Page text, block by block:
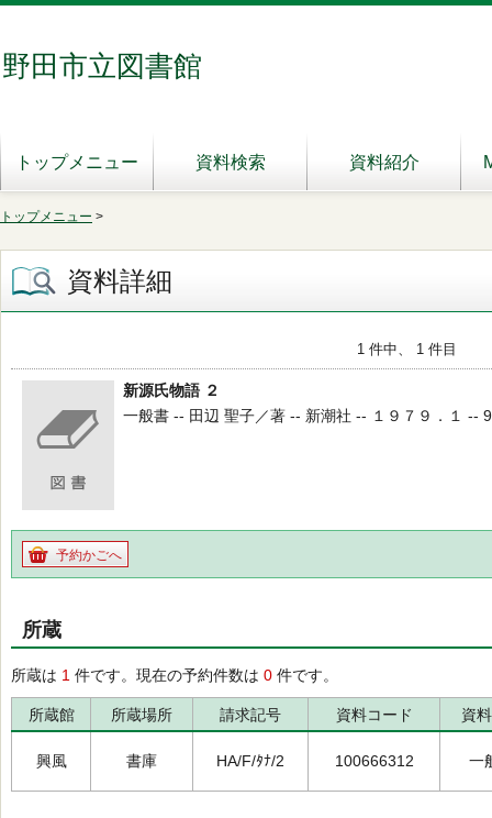
野田市立図書館
トップメニュー 資料検索 資料紹介
トップメニュー >
資料詳細
1 件中、 1 件目
新源氏物語 ２
一般書 -- 田辺 聖子／著 -- 新潮社 -- １９７９．１ --
予約かごへ
所蔵
所蔵は 1 件です。現在の予約件数は 0 件です。
所蔵館 所蔵場所 請求記号 資料コード 資
興風 書庫 HA/F/ﾀﾅ/2 100666312 一